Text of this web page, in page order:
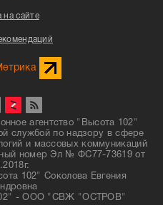
на сайте
агентство "Высота 102"
службой по надзору в сфере
и массовых коммуникаций
номер Эл № ФС77-73619 от
102" Соколова Евгения
- ООО "СВЖ "ОСТРОВ"